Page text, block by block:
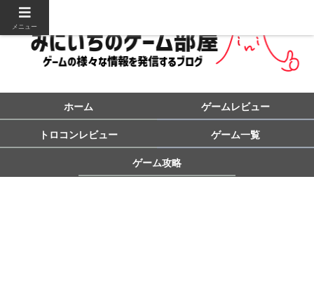
ホーム ゲームレビュー
トロコンレビュー ゲーム一覧
ゲーム攻略
メニュー